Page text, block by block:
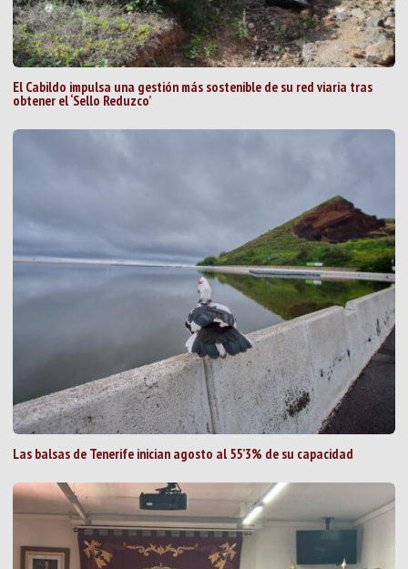
El Cabildo impulsa una gestión más sostenible de su red viaria tras
obtener el ‘Sello Reduzco’
Las balsas de Tenerife inician agosto al 55’3% de su capacidad